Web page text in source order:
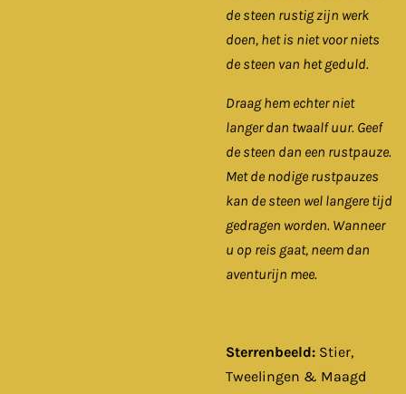
de steen rustig zijn werk
doen, het is niet voor niets
de steen van het geduld.
Draag hem echter niet
langer dan twaalf uur. Geef
de steen dan een rustpauze.
Met de nodige rustpauzes
kan de steen wel langere tijd
gedragen worden. Wanneer
u op reis gaat, neem dan
aventurijn mee.
Sterrenbeeld: Stier,
Tweelingen & Maagd